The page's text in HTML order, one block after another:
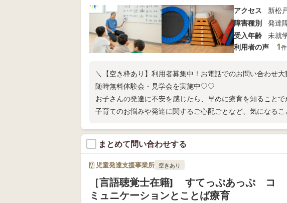
アクセス
新松
障害種別
発達
受入年齢
未就
利用者の声
1件
＼【空き枠あり】利用者募集中！お電話でのお問い合わせ大
随時無料体験会・見学会を実施中♡♡
お子さんの発達に不安を感じたら、早めに療育を知ること
子育てのお悩みや発達に関するご心配ごとなど、気になる
まとめて問い合わせする
児童発達支援事業所 空きあり
［言語聴覚士在籍] すてっぷあっぷ コ
ミュニケーションとことば療育